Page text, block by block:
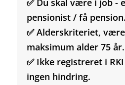
✅ Du skal være i job -
pensionist / få pension.
✅ Alderskriteriet,
maksimum alder 75 år.
✅ Ikke registreret i
ingen hindring.